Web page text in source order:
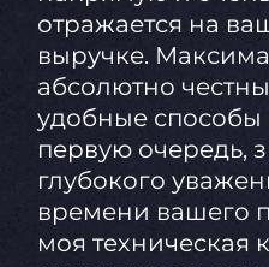
отражается на
выручке.
абсолютно
удобные способы
первую очередь,
глубокого
времени вашего
моя техническая